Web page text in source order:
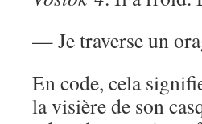
— Je traverse un
En code, cela
la visière de son